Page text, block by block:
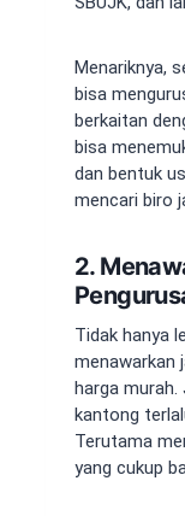
Menariknya,
bisa
berkaitan
bisa
dan bentuk
mencari biro
2.
Tidak hanya
menawarkan
harga murah.
kantong
Terutama
yang cukup